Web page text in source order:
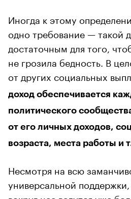
Иногда к этому
одно требование — такой
достаточным для того,
не грозила бедность. В
от других социальных
доход обеспечивается
политического
от его личных доходов,
возраста, места работы и
Несмотря на всю
универсальной